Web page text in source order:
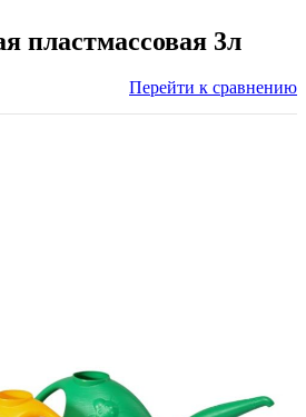
пластмассовая 3л
Перейти к сравнению